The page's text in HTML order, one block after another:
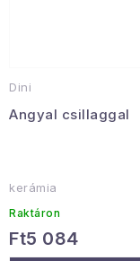
Dini
Angyal csillaggal
kerámia
Raktáron
Ft5 084